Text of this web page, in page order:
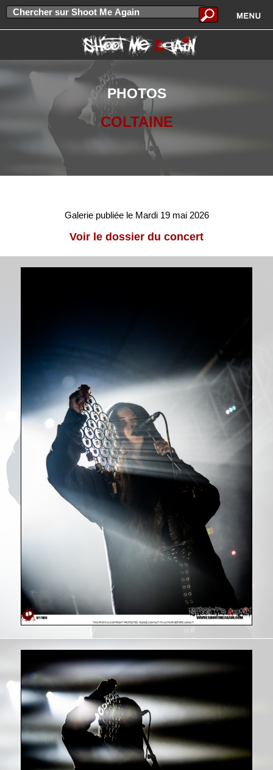
PHOTOS
COLTAINE
Galerie publiée le Mardi 19 mai 2026
Voir le dossier du concert